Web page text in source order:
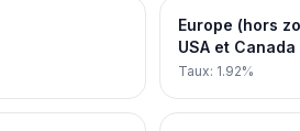
Europe (hors
USA et Canada
Taux: 1.92%